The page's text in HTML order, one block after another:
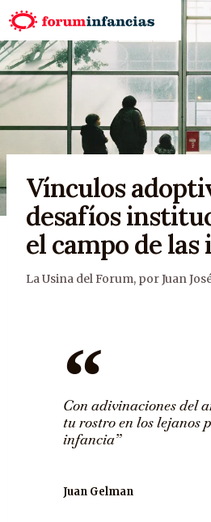
Vínculos
desafíos
el campo de las
La Usina del Forum, por Juan
Con adivinaciones del
tu rostro en los lejanos
infancia”
Juan Gelman